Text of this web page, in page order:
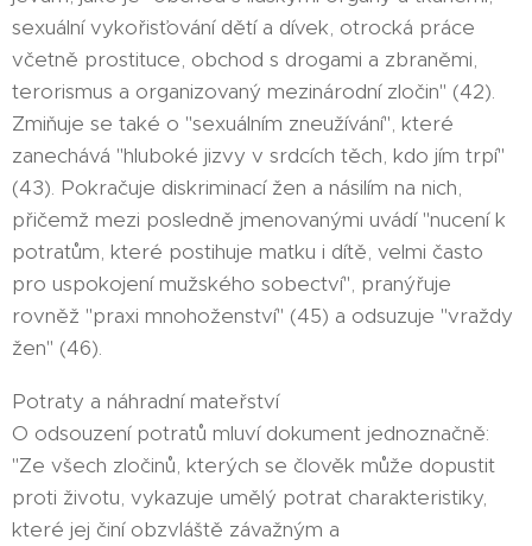
sexuální vykořisťování dětí a dívek, otrocká práce
včetně prostituce, obchod s drogami a zbraněmi,
terorismus a organizovaný mezinárodní zločin" (42).
Zmiňuje se také o "sexuálním zneužívání", které
zanechává "hluboké jizvy v srdcích těch, kdo jím trpí"
(43). Pokračuje diskriminací žen a násilím na nich,
přičemž mezi posledně jmenovanými uvádí "nucení k
potratům, které postihuje matku i dítě, velmi často
pro uspokojení mužského sobectví", pranýřuje
rovněž "praxi mnohoženství" (45) a odsuzuje "vraždy
žen" (46).
Potraty a náhradní mateřství
O odsouzení potratů mluví dokument jednoznačně:
"Ze všech zločinů, kterých se člověk může dopustit
proti životu, vykazuje umělý potrat charakteristiky,
které jej činí obzvláště závažným a